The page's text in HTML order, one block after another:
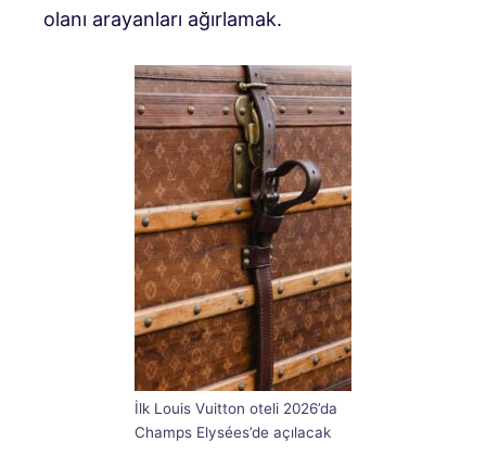
olanı arayanları ağırlamak.
İlk Louis Vuitton oteli 2026’da
Champs Elysées’de açılacak